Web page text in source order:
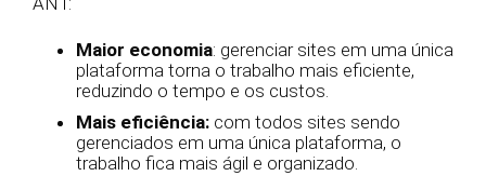
Maior economia: gerenciar sites em uma única
plataforma torna o trabalho mais eficiente,
reduzindo o tempo e os custos.
Mais eficiência: com todos sites sendo
gerenciados em uma única plataforma, o
trabalho fica mais ágil e organizado.